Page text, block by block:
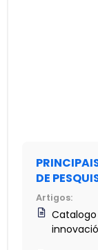
DE
Artigos:
Catalogo